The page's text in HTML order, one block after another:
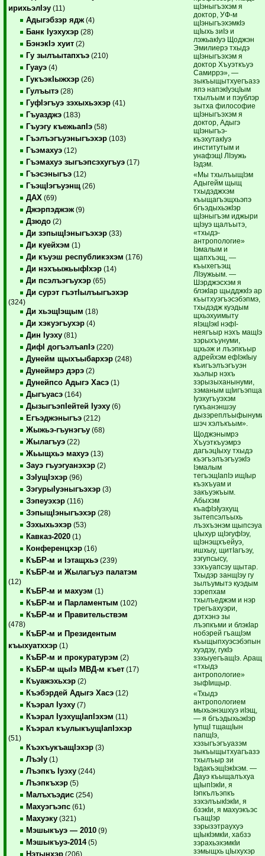
ирихьэлIэу (11)
Адыгэбзэр ядж (4)
Банк Iуэхухэр (28)
БэнэкIэ хуит (2)
Гу зылъытапхъэ (210)
Гуауэ (4)
ГукъэкIыжхэр (26)
Гулъытэ (28)
ГуфIэгъуэ зэхыхьэхэр (41)
Гъуазджэ (183)
Гъуэгу къежьапIэ (58)
Гъэлъэгъуэныгъэхэр (103)
Гъэмахуэ (12)
Гъэмахуэ зыгъэпсэхугъуэ (17)
Гъэсэныгъэ (12)
ГъэщIэгъуэнщ (26)
ДАХ (69)
Джэрпэджэж (9)
Дзюдо (2)
Ди зэпыщIэныгъэхэр (33)
Ди куейхэм (1)
Ди къуэш республикэхэм (176)
Ди нэхъыжьыфIхэр (14)
Ди псэлъэгъухэр (65)
Ди сурэт гъэтIылъыгъэхэр
(324)
Ди хьэщIэщым (18)
Ди хэкуэгъухэр (4)
Дин Iуэху (81)
ДифI догъэлъапIэ (220)
Дунейм щыхъыбархэр (248)
Дунеймрэ дэрэ (2)
Дунейпсо Адыгэ Хасэ (1)
Дыгъуасэ (164)
ДызыгъэпIейтей Iуэху (6)
Егъэджэныгъэ (212)
Жыжьэ-гъунэгъу (68)
Жылагъуэ (22)
Жьыщхьэ махуэ (13)
Зауэ гъуэгуанэхэр (2)
ЗэIущIэхэр (96)
ЗэгурыIуэныгъэхэр (3)
Зэпеуэхэр (116)
ЗэпыщIэныгъэхэр (28)
Зэхыхьэхэр (53)
Кавказ-2020 (1)
Конференцхэр (16)
КъБР-м и Iэтащхьэ (239)
КъБР-м и Жылагъуэ палатэм
(12)
КъБР-м и махуэм (1)
КъБР-м и Парламентым (102)
КъБР-м и Правительствэм
(478)
КъБР-м и Президентым
къыхуатххэр (1)
КъБР-м и прокуратурэм (2)
КъБР-м щыIэ МВД-м къет (17)
Къуажэхьхэр (2)
Къэбэрдей Адыгэ Хасэ (12)
Къэрал Iуэху (7)
Къэрал IуэхущIапIэхэм (11)
Къэрал къулыкъущIапIэхэр
(51)
КъэхъукъащIэхэр (3)
ЛъэIу (1)
Лъэпкъ Iуэху (244)
Лъэпкъхэр (5)
Малъхъэдис (254)
Махуэгъэпс (61)
Махуэку (321)
Мэшыкъуэ — 2010 (9)
Мэшыкъуэ-2014(5)
Нэтынхэр (206)
щIэныгъэхэм я
доктор, УФ-м
щIэныгъэхэмкIэ
щIыхь зиIэ и
лэжьакIуэ Щоджэн
Эмилиерэ тхыдэ
щIэныгъэхэм я
доктор Хъуэткъуэ
Самиррэ», —
зыкъыщытхуегъазэ
япэ напэкIуэцIым
тхылъым и пэублэр
зытха философие
щIэныгъэхэм я
доктор, Адыгэ
щIэныгъэ-
къэхутакIуэ
институтым и
унафэщI ЛIэужь
Iэдэм.
«Мы тхылъыщIэм
Адыгейм щыщ
тхыдэджхэм
къыщагъэщхьэпэ
бгъэдыхьэкIэр
щIэныгъэм иджыри
щIэуэ щалъытэ,
«тхыдэ-
антропологие»
Iэмалым и
щапхъэщ, —
къыхегъэщ
ЛIэужьым. —
Шэрджэсхэм я
блэкIар щыдджкIэ ар
къытхуэгъэсэбэпмэ,
тхыдэдж куэдым
щхьэхуимыту
яIэщIэкI нэфI-
неягъыр нэхъ мащIэ
зэрыхъунуми,
щхьэж и лъэпкъыр
адрейхэм ефIэкIыу
къигъэлъэгъуэн
хьэлыр нэхъ
зэрызыханынуми,
зэманым щIигъэпща
Iуэхугъуэхэм
гукъанэншэу
дызэреплъыфынуми
шэч хэлъкъым».
Щоджэнымрэ
Хъуэткъуэмрэ
дагъэцIыху тхыдэ
къэгъэлъэгъуэкIэ
Iэмалым
тегъэщIапIэ ищIыр
къэхъуам и
закъуэкъым.
Абыхэм
къафIэIуэхущ
зытепсэлъыхь
лъэхъэнэм щыпсэуа
цIыхур щIэгуфIэу,
щIэнэщхъейуэ,
ишхыу, щитIагъэу,
зэгупсысу,
зэхъуапсэу щытар.
Тхыдэр занщIэу гу
зылъумытэ куэдым
зэрепхам
тхылъеджэм и нэр
трегъахуэри,
дэтхэнэ зы
лъэпкъми и блэкIар
нобэрей гъащIэм
къыщыпхуэсэбэпын
хуэдэу, гукIэ
зэхыуегъащIэ. Аращ
«тхыдэ
антропологие»
зыфIищыр.
«Тхыдэ
антропологием
мыхьэнэшхуэ иIэщ,
— я бгъэдыхьэкIэр
IупщI тщащIын
папщIэ,
хэзыгъэгъуазэм
зыкъыщытхуагъазэ
тхылъыр зи
IэдакъэщIэкIхэм. —
Дауэ къыщалъхуа
щIыпIэкIи, я
Iэпкълъэпкъ
зэхэлъыкIэкIи, я
бзэкIи, я махуэкъэс
гъащIэр
зэрызэтраухуэ
щIыкIэмкIи, хабзэ
зэрахьэхэмкIи
зэмыщхь цIыхухэр